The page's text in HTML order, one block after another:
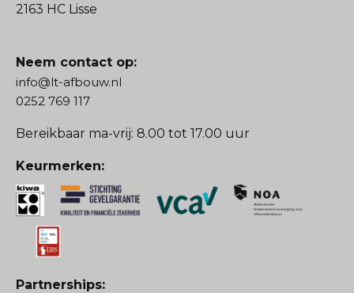
2163 HC Lisse
Neem contact op:
info@lt-afbouw.nl
0252 769 117
Bereikbaar ma-vrij: 8.00 tot 17.00 uur
Keurmerken:
Partnerships: